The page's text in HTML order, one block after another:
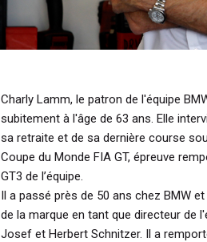
Charly Lamm, le patron de l'équipe
subitement à l'âge de 63 ans. Elle
sa retraite et de sa dernière course
Coupe du Monde FIA GT, épreuve
GT3 de l’équipe.
Il a passé près de 50 ans chez BMW
de la marque en tant que directeur de
Josef et Herbert Schnitzer. Il a